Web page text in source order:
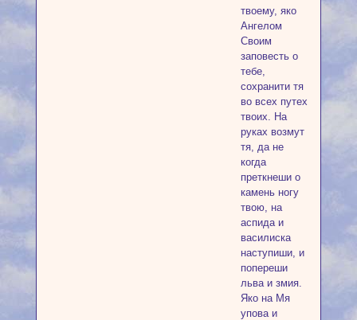
твоему, яко
Ангелом
Своим
заповесть о
тебе,
сохранити тя
во всех путех
твоих. На
руках возмут
тя, да не
когда
преткнеши о
камень ногу
твою, на
аспида и
василиска
наступиши, и
попереши
льва и змия.
Яко на Мя
упова и